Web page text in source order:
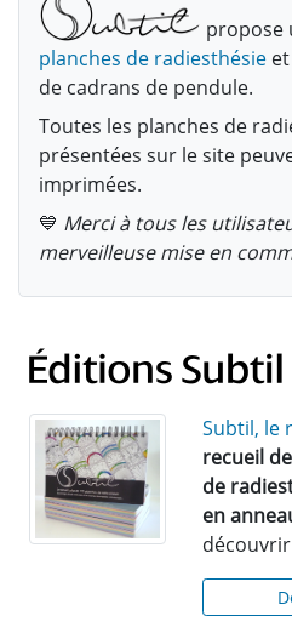
propose
planches de radiesthésie
de cadrans de pendule.
Toutes les planches de
présentées sur le site
imprimées.
💙 Merci à tous les
merveilleuse mise en
Subtil, le
recueil
de
en